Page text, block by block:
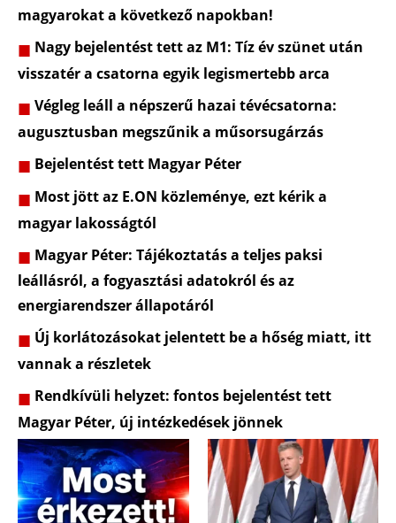
magyarokat a következő napokban!
Nagy bejelentést tett az M1: Tíz év szünet után
visszatér a csatorna egyik legismertebb arca
Végleg leáll a népszerű hazai tévécsatorna:
augusztusban megszűnik a műsorsugárzás
Bejelentést tett Magyar Péter
Most jött az E.ON közleménye, ezt kérik a
magyar lakosságtól
Magyar Péter: Tájékoztatás a teljes paksi
leállásról, a fogyasztási adatokról és az
energiarendszer állapotáról
Új korlátozásokat jelentett be a hőség miatt, itt
vannak a részletek
Rendkívüli helyzet: fontos bejelentést tett
Magyar Péter, új intézkedések jönnek